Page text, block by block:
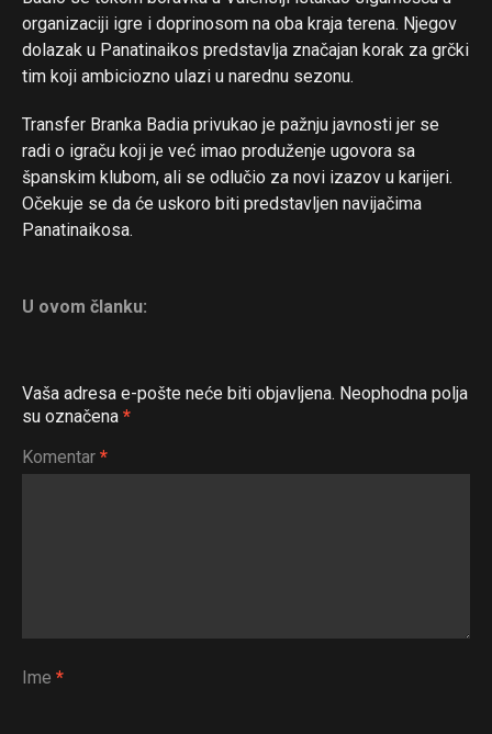
organizaciji igre i doprinosom na oba kraja terena. Njegov
dolazak u Panatinaikos predstavlja značajan korak za grčki
tim koji ambiciozno ulazi u narednu sezonu.
Transfer Branka Badia privukao je pažnju javnosti jer se
radi o igraču koji je već imao produženje ugovora sa
španskim klubom, ali se odlučio za novi izazov u karijeri.
Očekuje se da će uskoro biti predstavljen navijačima
Panatinaikosa.
U ovom članku:
Vaša adresa e-pošte neće biti objavljena. Neophodna polja
su označena *
Komentar *
Ime *